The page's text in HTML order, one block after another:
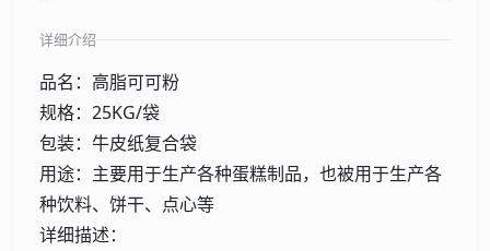
详细介绍
品名：高脂可可粉
规格：25KG/袋
包装：牛皮纸复合袋
用途：主要用于生产各种蛋糕制品，也被用于生产各
种饮料、饼干、点心等
详细描述：